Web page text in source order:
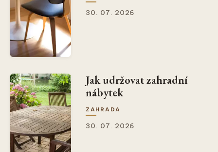
30. 07. 2026
Jak udržovat zahradní
nábytek
ZAHRADA
30. 07. 2026